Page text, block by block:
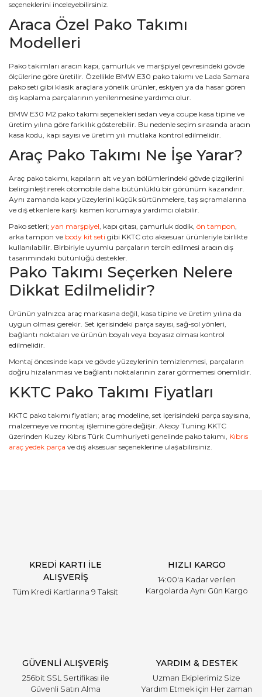
seçeneklerini inceleyebilirsiniz.
Araca Özel Pako Takımı
Modelleri
Pako takımları aracın kapı, çamurluk ve marşpiyel çevresindeki gövde
ölçülerine göre üretilir. Özellikle BMW E30 pako takımı ve Lada Samara
pako seti gibi klasik araçlara yönelik ürünler, eskiyen ya da hasar gören
dış kaplama parçalarının yenilenmesine yardımcı olur.
BMW E30 M2 pako takımı seçenekleri sedan veya coupe kasa tipine ve
üretim yılına göre farklılık gösterebilir. Bu nedenle seçim sırasında aracın
kasa kodu, kapı sayısı ve üretim yılı mutlaka kontrol edilmelidir.
Araç Pako Takımı Ne İşe Yarar?
Araç pako takımı, kapıların alt ve yan bölümlerindeki gövde çizgilerini
belirginleştirerek otomobile daha bütünlüklü bir görünüm kazandırır.
Aynı zamanda kapı yüzeylerini küçük sürtünmelere, taş sıçramalarına
ve dış etkenlere karşı kısmen korumaya yardımcı olabilir.
Pako setleri; yan marşpiyel, kapı çıtası, çamurluk dodik, ön tampon,
arka tampon ve body kit seti gibi KKTC oto aksesuar ürünleriyle birlikte
kullanılabilir. Birbiriyle uyumlu parçaların tercih edilmesi aracın dış
tasarımındaki bütünlüğü destekler.
Pako Takımı Seçerken Nelere
Dikkat Edilmelidir?
Ürünün yalnızca araç markasına değil, kasa tipine ve üretim yılına da
uygun olması gerekir. Set içerisindeki parça sayısı, sağ-sol yönleri,
bağlantı noktaları ve ürünün boyalı veya boyasız olması kontrol
edilmelidir.
Montaj öncesinde kapı ve gövde yüzeylerinin temizlenmesi, parçaların
doğru hizalanması ve bağlantı noktalarının zarar görmemesi önemlidir.
KKTC Pako Takımı Fiyatları
KKTC pako takımı fiyatları; araç modeline, set içerisindeki parça sayısına,
malzemeye ve montaj işlemine göre değişir. Aksoy Tuning KKTC
üzerinden Kuzey Kıbrıs Türk Cumhuriyeti genelinde pako takımı, Kıbrıs
araç yedek parça ve dış aksesuar seçeneklerine ulaşabilirsiniz.
KREDİ KARTI İLE
ALIŞVERİŞ
Tüm Kredi Kartlarına 9 Taksit
HIZLI KARGO
14:00'a Kadar verilen
Kargolarda Aynı Gün Kargo
GÜVENLİ ALIŞVERİŞ
256bit SSL Sertifikası ile
Güvenli Satın Alma
YARDIM & DESTEK
Uzman Ekiplerimiz Size
Yardım Etmek için Her zaman